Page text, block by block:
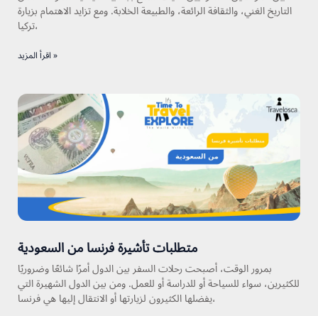
التاريخ الغني، والثقافة الرائعة، والطبيعة الخلابة. ومع تزايد الاهتمام بزيارة
تركيا،
اقرأ المزيد »
متطلبات تأشيرة فرنسا من السعودية
بمرور الوقت، أصبحت رحلات السفر بين الدول أمرًا شائعًا وضروريًا
للكثيرين، سواء للسياحة أو للدراسة أو للعمل. ومن بين الدول الشهيرة التي
يفضلها الكثيرون لزيارتها أو الانتقال إليها هي فرنسا،